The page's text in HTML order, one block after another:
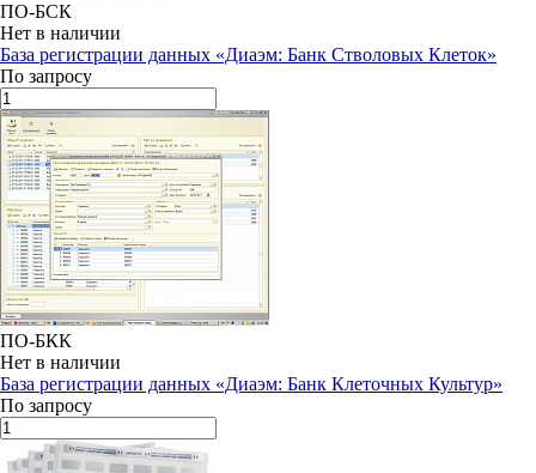
ПО-БСК
Нет в наличии
База регистрации данных «Диаэм: Банк Стволовых Клеток»
По запросу
ПО-БКК
Нет в наличии
База регистрации данных «Диаэм: Банк Клеточных Культур»
По запросу